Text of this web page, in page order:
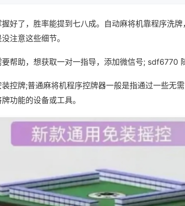
好了，胜率能提到七八成。自动麻将机靠程序洗
注意这些细节。
帮助，想获取一对一指导，添加微信号; sdf6770
控牌;普通麻将机程序控牌器一般是指通过一些无
功能的设备或工具。